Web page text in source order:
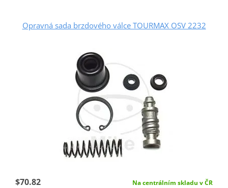
Opravná sada brzdového válce TOURMAX OSV 2232
$70.82 Na centrálním skladu v ČR